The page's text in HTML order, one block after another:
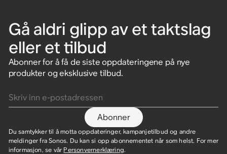
Gå aldri glipp av et taktslag
eller et tilbud
Abonner for å få de siste oppdateringene på nye
produkter og eksklusive tilbud.
Abonner
Du samtykker til å motta oppdateringer, kampanjetilbud og andre
meldinger fra Sonos. Du kan si opp abonnementet når som helst. For mer
informasjon, se vår Personvernerklæring.